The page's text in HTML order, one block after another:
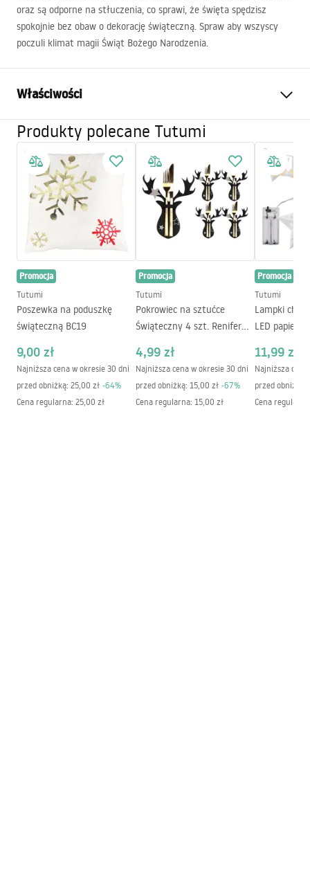
oraz są odporne na stłuczenia, co sprawi, że święta spędzisz
spokojnie bez obaw o dekorację świąteczną. Spraw aby wszyscy
poczuli klimat magii Świąt Bożego Narodzenia.
Właściwości
Kolor
Złoty, Różowy
Ilość elementów
Materiał
Plastik, Tworzywo sztuczne
Kod producenta
311437
Produkty polecane Tutumi
Promocja
Tutumi
Poszewka na poduszkę
świąteczną BC19
9,00 zł
Najniższa cena w okresie 30 dni
przed obniżką: 25,00 zł -64%
Cena regularna: 25,00 zł
Promocja
Tutumi
Pokrowiec na sztućce
Świąteczny 4 szt. Renifer
4,99 zł
Najniższa cena w okresie 30 dni
przed obniżką: 15,00 zł -67%
Cena regularna: 15,00 zł
Promocja
Tutumi
Lampki
LED
11,99 zł
Najniższa
przed obniżką:
Cena regularna